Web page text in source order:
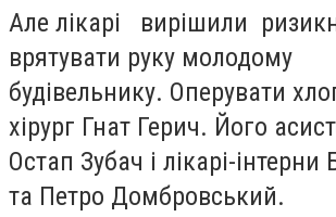
Але лікарі вирішили
врятувати руку молодому
будівельнику. Оперувати
хірург Гнат Герич. Його
Остап Зубач і лікарі-інтерни
та Петро Домбровський.